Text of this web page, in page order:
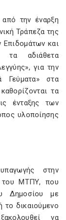
την έναρξη
Τράπεζα της
και
τα αδιάθετα
για την
Γεύματα» στα
τα
ένταξης των
υλοποίησης
στην
του ΜΤΠΥ, που
Δημοσίου με
δικαιούμενο
να